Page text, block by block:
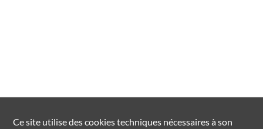
Ce site utilise descookiestechniques nécessaires à son